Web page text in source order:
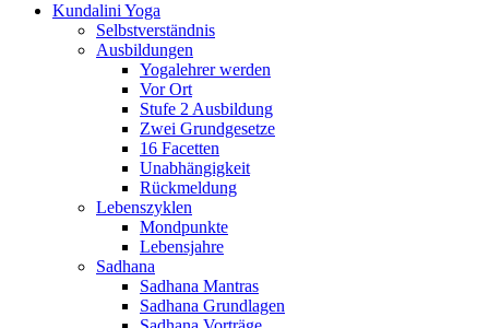
Kundalini Yoga
Selbstverständnis
Ausbildungen
Yogalehrer werden
Vor Ort
Stufe 2 Ausbildung
Zwei Grundgesetze
16 Facetten
Unabhängigkeit
Rückmeldung
Lebenszyklen
Mondpunkte
Lebensjahre
Sadhana
Sadhana Mantras
Sadhana Grundlagen